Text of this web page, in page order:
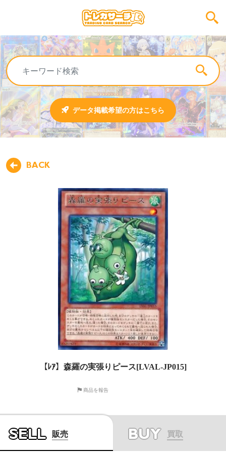
データ掲載希望の方はこちら
BACK
【ﾚｱ】森羅の実張りピース[LVAL-JP015]
商品を報告
SELL 販売 BUY 買取